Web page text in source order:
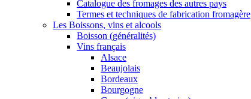
Catalogue des fromages des autres pays
Termes et techniques de fabrication fromagère
Les Boissons, vins et alcools
Boisson (généralités)
Vins français
Alsace
Beaujolais
Bordeaux
Bourgogne